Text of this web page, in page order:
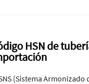
HSN de
(Sistema